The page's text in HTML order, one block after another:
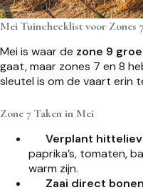
Mei Tuinchecklist voor Zones
Mei is waar de zone 9
gaat, maar zones 7 en 8
sleutel is om de vaart erin
Zone 7 Taken in Mei
Verplant
paprika’s, tomaten,
warm zijn.
Zaai direct